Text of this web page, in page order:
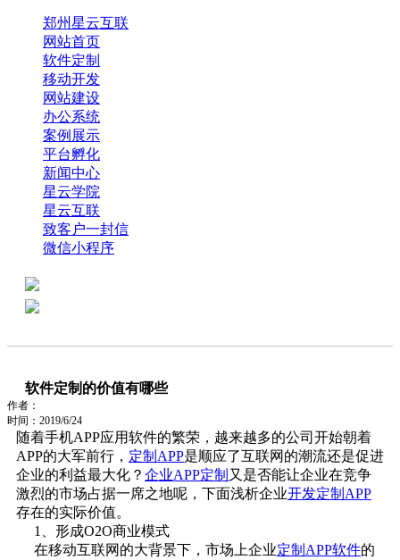
郑州星云互联
网站首页
软件定制
移动开发
网站建设
办公系统
案例展示
平台孵化
新闻中心
星云学院
星云互联
致客户一封信
微信小程序
软件定制的价值有哪些
作者：
时间：2019/6/24
随着手机APP应用软件的繁荣，越来越多的公司开始朝着
APP的大军前行， 定制APP是顺应了互联网的潮流还是促进
企业的利益最大化？ 企业APP定制 又是否能让企业在竞争
激烈的市场占据一席之地呢，下面浅析企业开发定制APP
存在的实际价值。
1、形成O2O商业模式
在移动互联网的大背景下，市场上企业定制APP软件的